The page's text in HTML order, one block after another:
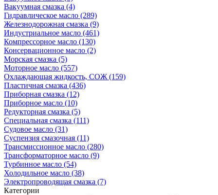
Вакуумная смазка (4)
Гидравлическое масло (289)
Железнодорожная смазка (9)
Индустриальное масло (461)
Компрессорное масло (130)
Консервационное масло (2)
Морская смазка (5)
Моторное масло (557)
Охлаждающая жидкость, СОЖ (159)
Пластичная смазка (436)
Приборная смазка (12)
Приборное масло (10)
Редукторная смазка (5)
Специальная смазка (111)
Судовое масло (31)
Суспензия смазочная (11)
Трансмиссионное масло (280)
Трансформаторное масло (9)
Турбинное масло (54)
Холодильное масло (38)
Электропроводящая смазка (7)
Категории